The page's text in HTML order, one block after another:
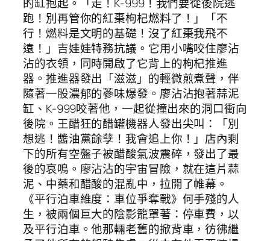
跑！別再管你的紅棗枸杞燃料了！」「不
行！燃料是文明的基礎！沒了紅棗我飛不
遠！」吉娃娃特務抗議。它用小嘴咬住廖沾
沾的衣領，同時開啟了它背上的枸杞推進
器。推進器發出「滋滋」的輕微煎煮聲，伴
隨著一股濃郁的蔘味爆發。廖沾沾抱著蒜泥
缸、K-999咬著他，一起從撞出來的洞口衝向
後院。王醋狂的醋罐機器人發出尖叫：「別
想逃！醬油黨餘孽！我會追上你！」店內剩
下的所有空盤子被醋酸氣波震碎，發出了最
後的哀鳴。廖沾沾的宇宙冒險，就在這片蒜
泥、中藥和醋酸的混亂中，拉開了帷幕。
《平行泊車維度：車位爭奪戰》何手殘的人
生，被兩個巨大的陰影籠罩著：停車費，以
及平行泊車。他那輛老舊的掀背車，彷彿繼